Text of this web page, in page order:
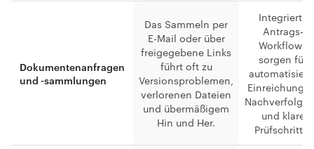
Dokumentenanfragen
und -sammlungen
Das Sammeln per
E-Mail oder über
freigegebene Links
führt oft zu
Versionsproblemen,
verlorenen Dateien
und übermäßigem
Hin und Her.
Integrierte
Antrags-
Workflows
sorgen für
und klare
Prüfschritte.